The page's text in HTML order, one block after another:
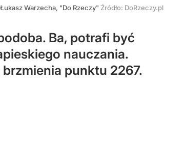
Łukasz Warzecha, "Do Rzeczy" Źródło: DoRzeczy.pl
Ba, potrafi być
nauczania.
punktu 2267.